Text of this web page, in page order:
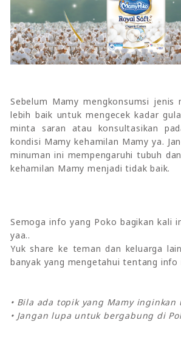
Sebelum Mamy mengkonsumsi jenis
lebih baik untuk mengecek kadar
minta saran atau konsultasikan
kondisi Mamy kehamilan Mamy ya.
minuman ini mempengaruhi tubuh
kehamilan Mamy menjadi tidak baik.
Semoga info yang Poko bagikan kali
yaa..
Yuk share ke teman dan keluarga
banyak yang mengetahui tentang info
• Bila ada topik yang Mamy
• Jangan lupa untuk bergabung di